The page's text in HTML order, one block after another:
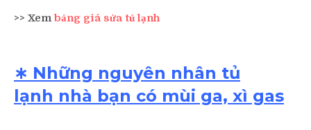
>> Xem bảng giá sửa tủ lạnh
∗ Những nguyên nhân tủ
lạnh nhà bạn có mùi ga, xì gas